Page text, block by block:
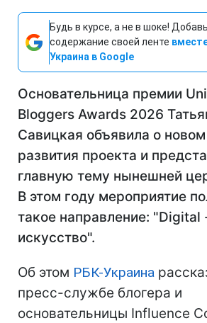
Будь в курсе, а не в шоке! Добавь
содержание своей ленте
Украина в Google
Основательница премии
Bloggers Awards 2026
Савицкая объявила о новом
развития проекта и
главную тему нынешней
В этом году мероприятие
такое направление: "Digital
искусство".
Об этом РБК-Украина
пресс-службе блогера и
основательницы Influence